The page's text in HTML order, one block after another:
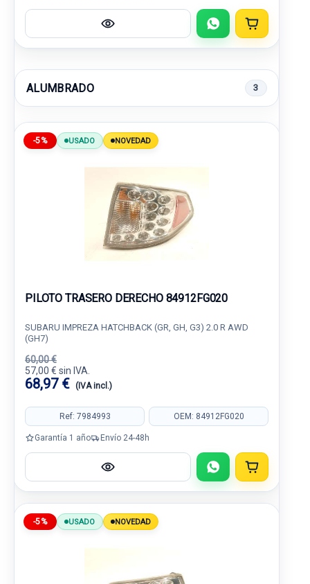
ALUMBRADO 3
-5% USADO NOVEDAD
PILOTO TRASERO DERECHO 84912FG020
SUBARU IMPREZA HATCHBACK (GR, GH, G3) 2.0 R AWD
(GH7)
60,00 €
57,00 € sin IVA.
68,97 € (IVA incl.)
Ref: 7984993 OEM: 84912FG020
Garantía 1 año Envío 24-48h
-5% USADO NOVEDAD